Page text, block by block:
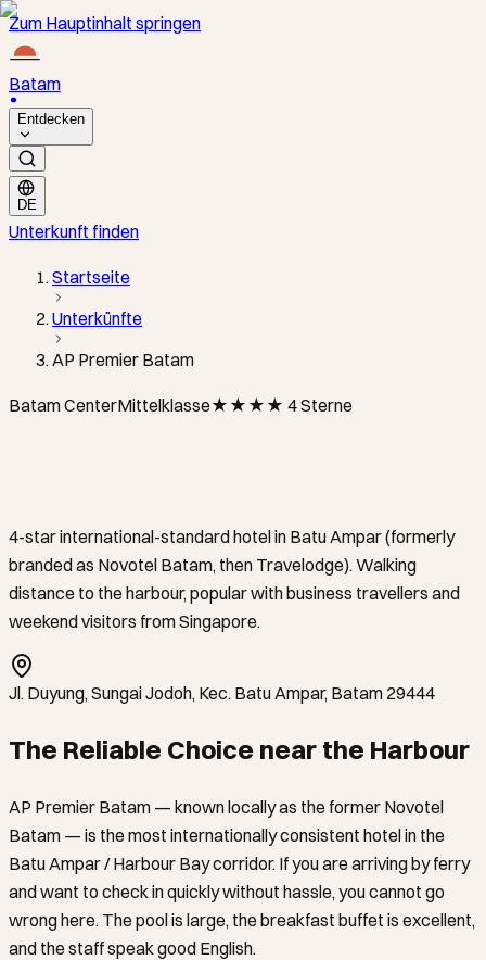
Zum Hauptinhalt springen
Batam
Entdecken
DE
Unterkunft finden
Startseite
Unterkünfte
AP Premier Batam
Batam CenterMittelklasse★★★★ 4 Sterne
4-star international-standard hotel in Batu Ampar (formerly
branded as Novotel Batam, then Travelodge). Walking
distance to the harbour, popular with business travellers and
weekend visitors from Singapore.
Jl. Duyung, Sungai Jodoh, Kec. Batu Ampar, Batam 29444
The Reliable Choice near the Harbour
AP Premier Batam — known locally as the former Novotel
Batam — is the most internationally consistent hotel in the
Batu Ampar / Harbour Bay corridor. If you are arriving by ferry
and want to check in quickly without hassle, you cannot go
wrong here. The pool is large, the breakfast buffet is excellent,
and the staff speak good English.